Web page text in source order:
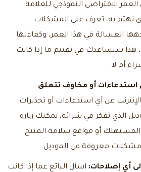
الافتراضي النموذجي للعلامة
تهتم به، تعرف على المشكلات
الغسالة في هذا العمر، وكفاءتها
هذا سيساعدك في تقييم ما إذا كانت
أم لا.
استدعاءات أو مخاوف تتعلق
عن أي استدعاءات أو تحذيرات
الذي تفكر في شرائه، يمكنك زيارة
المستهلك أو مواقع سلامة المنتج
معروفة في الموديل.
أي إصلاحات: اسأل البائع عما إذا كانت